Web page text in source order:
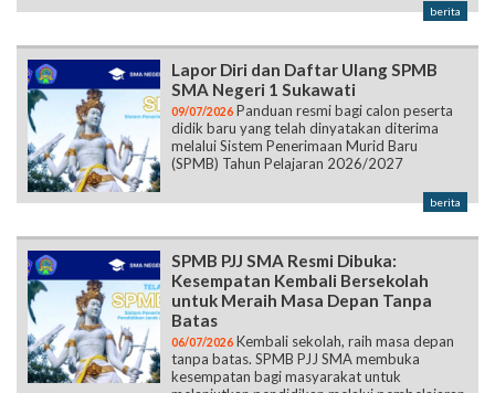
berita
Lapor Diri dan Daftar Ulang SPMB
SMA Negeri 1 Sukawati
09/07/2026 Panduan resmi bagi calon peserta
didik baru yang telah dinyatakan diterima
melalui Sistem Penerimaan Murid Baru
(SPMB) Tahun Pelajaran 2026/2027
berita
SPMB PJJ SMA Resmi Dibuka:
Kesempatan Kembali Bersekolah
untuk Meraih Masa Depan Tanpa
Batas
06/07/2026 Kembali sekolah, raih masa depan
tanpa batas. SPMB PJJ SMA membuka
kesempatan bagi masyarakat untuk